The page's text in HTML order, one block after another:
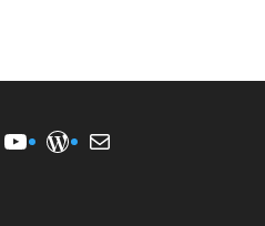
YouTube
WordPress
E-Mail